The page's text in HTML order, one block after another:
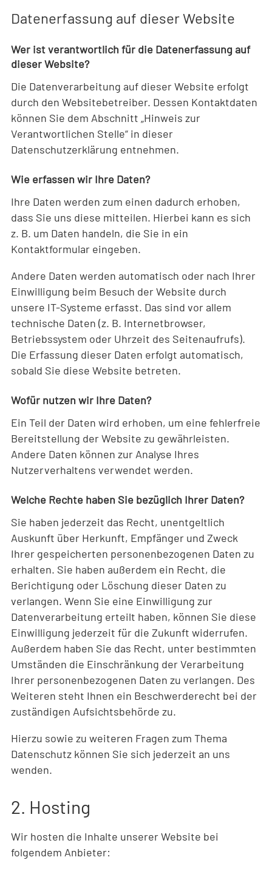
Datenerfassung auf dieser Website
Wer ist verantwortlich für die Datenerfassung auf
dieser Website?
Die Datenverarbeitung auf dieser Website erfolgt
durch den Websitebetreiber. Dessen Kontaktdaten
können Sie dem Abschnitt „Hinweis zur
Verantwortlichen Stelle“ in dieser
Datenschutzerklärung entnehmen.
Wie erfassen wir Ihre Daten?
Ihre Daten werden zum einen dadurch erhoben,
dass Sie uns diese mitteilen. Hierbei kann es sich
z. B. um Daten handeln, die Sie in ein
Kontaktformular eingeben.
Andere Daten werden automatisch oder nach Ihrer
Einwilligung beim Besuch der Website durch
unsere IT-Systeme erfasst. Das sind vor allem
technische Daten (z. B. Internetbrowser,
Betriebssystem oder Uhrzeit des Seitenaufrufs).
Die Erfassung dieser Daten erfolgt automatisch,
sobald Sie diese Website betreten.
Wofür nutzen wir Ihre Daten?
Ein Teil der Daten wird erhoben, um eine fehlerfreie
Bereitstellung der Website zu gewährleisten.
Andere Daten können zur Analyse Ihres
Nutzerverhaltens verwendet werden.
Welche Rechte haben Sie bezüglich Ihrer Daten?
Sie haben jederzeit das Recht, unentgeltlich
Auskunft über Herkunft, Empfänger und Zweck
Ihrer gespeicherten personenbezogenen Daten zu
erhalten. Sie haben außerdem ein Recht, die
Berichtigung oder Löschung dieser Daten zu
verlangen. Wenn Sie eine Einwilligung zur
Datenverarbeitung erteilt haben, können Sie diese
Einwilligung jederzeit für die Zukunft widerrufen.
Außerdem haben Sie das Recht, unter bestimmten
Umständen die Einschränkung der Verarbeitung
Ihrer personenbezogenen Daten zu verlangen. Des
Weiteren steht Ihnen ein Beschwerderecht bei der
zuständigen Aufsichtsbehörde zu.
Hierzu sowie zu weiteren Fragen zum Thema
Datenschutz können Sie sich jederzeit an uns
wenden.
2. Hosting
Wir hosten die Inhalte unserer Website bei
folgendem Anbieter: